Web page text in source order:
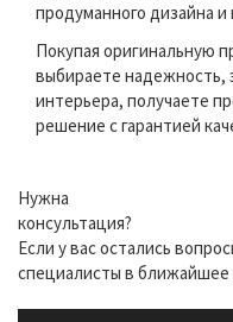
продуманного дизайна
Покупая оригинальную
выбираете надежность,
интерьера, получаете
решение с гарантией
Нужна
консультация?
Если у вас остались
специалисты в ближайшее